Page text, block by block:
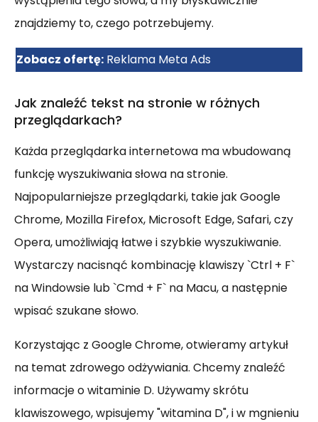
znajdziemy to, czego potrzebujemy.
Zobacz ofertę: Reklama Meta Ads
Jak znaleźć tekst na stronie w różnych
przeglądarkach?
Każda przeglądarka internetowa ma wbudowaną
funkcję wyszukiwania słowa na stronie.
Najpopularniejsze przeglądarki, takie jak Google
Chrome, Mozilla Firefox, Microsoft Edge, Safari, czy
Opera, umożliwiają łatwe i szybkie wyszukiwanie.
Wystarczy nacisnąć kombinację klawiszy `Ctrl + F`
na Windowsie lub `Cmd + F` na Macu, a następnie
wpisać szukane słowo.
Korzystając z Google Chrome, otwieramy artykuł
na temat zdrowego odżywiania. Chcemy znaleźć
informacje o witaminie D. Używamy skrótu
klawiszowego, wpisujemy "witamina D", i w mgnieniu